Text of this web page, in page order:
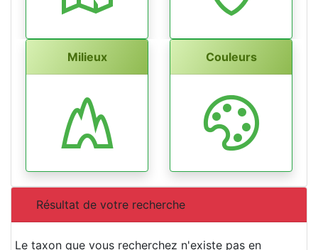
Milieux Couleurs
Résultat de votre recherche
Le taxon que vous recherchez n'existe pas en